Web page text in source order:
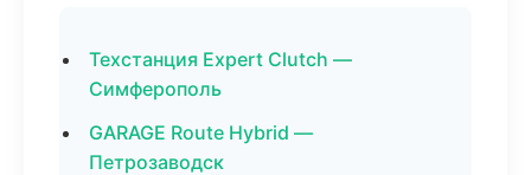
Техстанция Expert Clutch —
Симферополь
GARAGE Route Hybrid —
Петрозаводск